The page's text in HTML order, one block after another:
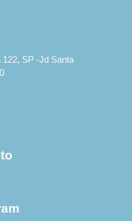
122, SP -Jd Santa